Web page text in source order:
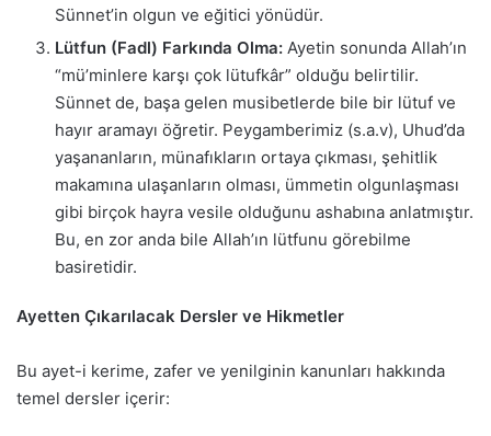
Sünnet’in olgun ve eğitici yönüdür.
Lütfun (Fadl) Farkında Olma: Ayetin sonunda Allah’ın
“mü’minlere karşı çok lütufkâr” olduğu belirtilir.
Sünnet de, başa gelen musibetlerde bile bir lütuf ve
hayır aramayı öğretir. Peygamberimiz (s.a.v), Uhud’da
yaşananların, münafıkların ortaya çıkması, şehitlik
makamına ulaşanların olması, ümmetin olgunlaşması
gibi birçok hayra vesile olduğunu ashabına anlatmıştır.
Bu, en zor anda bile Allah’ın lütfunu görebilme
basiretidir.
Ayetten Çıkarılacak Dersler ve Hikmetler
Bu ayet-i kerime, zafer ve yenilginin kanunları hakkında
temel dersler içerir: